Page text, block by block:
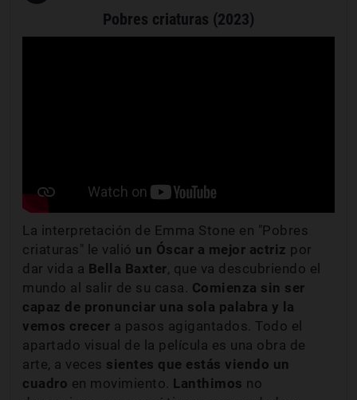
Pobres criaturas (2023)
La interpretación de Emma Stone en "Pobres
criaturas" le valió un Óscar a mejor actriz por
dar vida a Bella Baxter, que va descubriendo el
mundo al salir de su casa. Comienza sin ser
capaz de pronunciar una sola palabra y la
vemos crecer a pasos agigantados. Todo el
apartado visual de la película es una obra de
arte, a veces sientes que estás viendo un
cuadro en movimiento. Lanthimos no